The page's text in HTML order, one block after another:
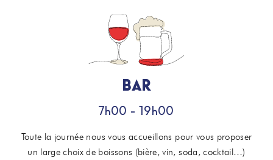
BAR
7h00 - 19h00
Toute la journée nous vous accueillons pour vous proposer
un large choix de boissons (bière, vin, soda, cocktail…)